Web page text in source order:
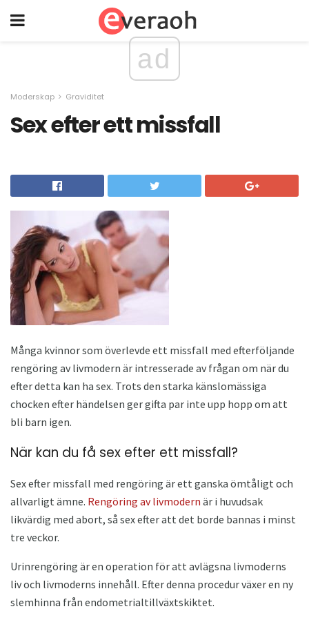
ad
Moderskap Graviditet
Sex efter ett missfall
Många kvinnor som överlevde ett missfall med efterföljande
rengöring av livmodern är intresserade av frågan om när du
efter detta kan ha sex. Trots den starka känslomässiga
chocken efter händelsen ger gifta par inte upp hopp om att
bli barn igen.
När kan du få sex efter ett missfall?
Sex efter missfall med rengöring är ett ganska ömtåligt och
allvarligt ämne. Rengöring av livmodern är i huvudsak
likvärdig med abort, så sex efter att det borde bannas i minst
tre veckor.
Urinrengöring är en operation för att avlägsna livmoderns
liv och livmoderns innehåll. Efter denna procedur växer en ny
slemhinna från endometrialtillväxtskiktet.